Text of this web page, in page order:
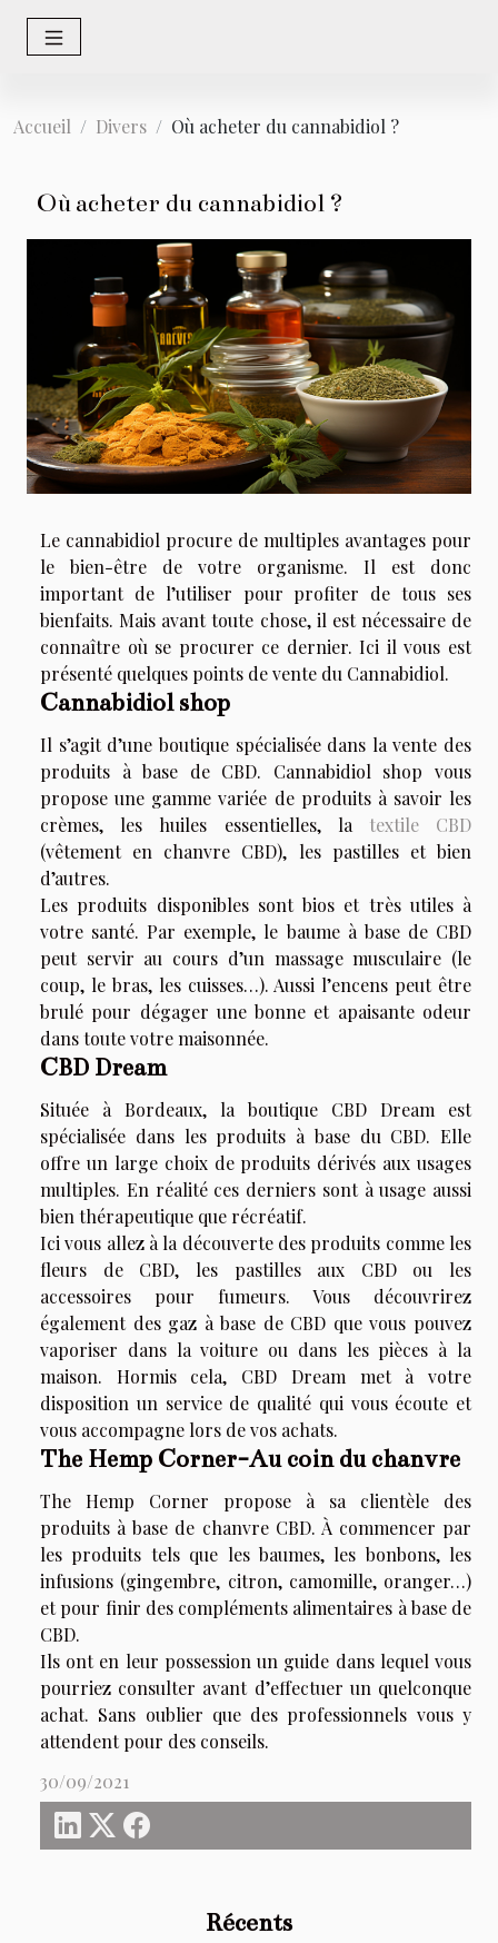
Accueil Divers Où acheter du cannabidiol ?
Où acheter du cannabidiol ?
Récents
Le cannabidiol procure de multiples avantages pour
le bien-être de votre organisme. Il est donc
important de l’utiliser pour profiter de tous ses
bienfaits. Mais avant toute chose, il est nécessaire de
connaître où se procurer ce dernier. Ici il vous est
présenté quelques points de vente du Cannabidiol.
Cannabidiol shop
Il s’agit d’une boutique spécialisée dans la vente des
produits à base de CBD. Cannabidiol shop vous
propose une gamme variée de produits à savoir les
crèmes, les huiles essentielles, la textile CBD
(vêtement en chanvre CBD), les pastilles et bien
d’autres.
Les produits disponibles sont bios et très utiles à
votre santé. Par exemple, le baume à base de CBD
peut servir au cours d’un massage musculaire (le
coup, le bras, les cuisses…). Aussi l’encens peut être
brulé pour dégager une bonne et apaisante odeur
dans toute votre maisonnée.
CBD Dream
Située à Bordeaux, la boutique CBD Dream est
spécialisée dans les produits à base du CBD. Elle
offre un large choix de produits dérivés aux usages
multiples. En réalité ces derniers sont à usage aussi
bien thérapeutique que récréatif.
Ici vous allez à la découverte des produits comme les
fleurs de CBD, les pastilles aux CBD ou les
accessoires pour fumeurs. Vous découvrirez
également des gaz à base de CBD que vous pouvez
vaporiser dans la voiture ou dans les pièces à la
maison. Hormis cela, CBD Dream met à votre
disposition un service de qualité qui vous écoute et
vous accompagne lors de vos achats.
The Hemp Corner-Au coin du chanvre
The Hemp Corner propose à sa clientèle des
produits à base de chanvre CBD. À commencer par
les produits tels que les baumes, les bonbons, les
infusions (gingembre, citron, camomille, oranger…)
et pour finir des compléments alimentaires à base de
CBD.
Ils ont en leur possession un guide dans lequel vous
pourriez consulter avant d’effectuer un quelconque
achat. Sans oublier que des professionnels vous y
attendent pour des conseils.
30/09/2021